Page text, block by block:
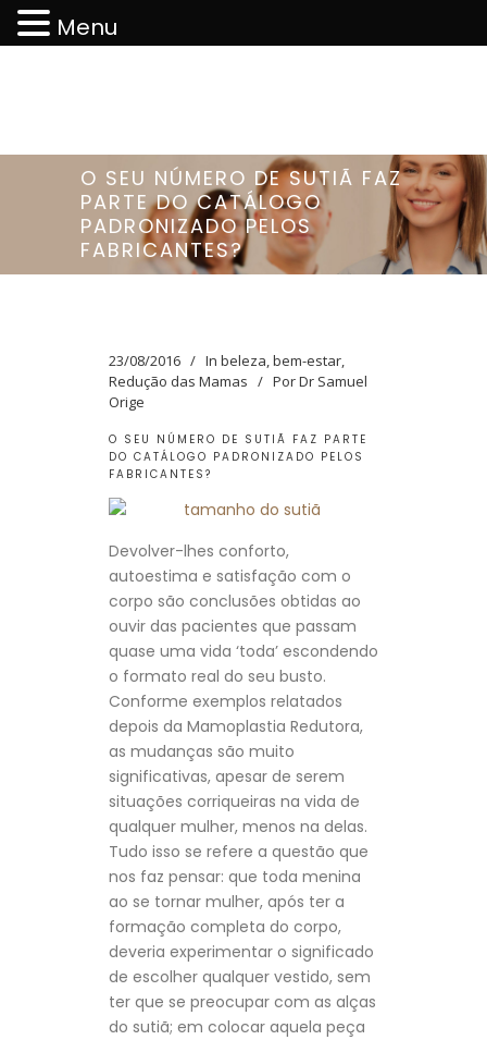
O SEU NÚMERO DE SUTIÃ FAZ
PARTE DO CATÁLOGO
PADRONIZADO PELOS
FABRICANTES?
23/08/2016 In beleza,bem-estar,
Redução das Mamas
PorDr Samuel
Orige
O SEU NÚMERO DE SUTIÃ FAZ PARTE
DO CATÁLOGO PADRONIZADO PELOS
FABRICANTES?
Devolver-lhes conforto,
autoestima e satisfação com o
corpo são conclusões obtidas ao
ouvir das pacientes que passam
quase uma vida ‘toda’ escondendo
o formato real do seu busto.
Conforme exemplos relatados
depois da Mamoplastia Redutora,
as mudanças são muito
significativas, apesar de serem
situações corriqueiras na vida de
qualquer mulher, menos na delas.
Tudo isso se refere a questão que
nos faz pensar: que toda menina
ao se tornar mulher, após ter a
formação completa do corpo,
deveria experimentar o significado
de escolher qualquer vestido, sem
ter que se preocupar com as alças
do sutiã; em colocar aquela peça
Menu